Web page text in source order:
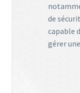
de
capable
gérer